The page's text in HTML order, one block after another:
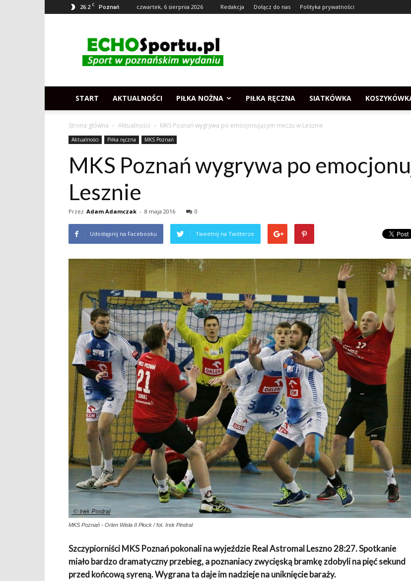
26.2 C Poznań czwartek, 6 sierpnia 2026 Redakcja Dołącz do nas Polityka prywatności
–
Sport
w
START AKTUALNOŚCI PIŁKA NOŻNA PIŁKA RĘCZNA SIATKÓWKA
Strona główna Aktualności MKS Poznań wygrywa po emocjonującym meczu w Lesznie
Aktualności Piłka ręczna MKS Poznań
MKS Poznań wygrywa po
Lesznie
Przez Adam Adamczak - 8 maja 2016 0
Udostępnij na Facebooku Tweetnij na Twitterze
MKS Poznań - Orlen Wisła II Płock / fot. Irek Pindral
Szczypiorniści MKS Poznań pokonali na wyjeździe Real Astromal Leszno 28:27. Spotkanie
miało bardzo dramatyczny przebieg, a poznaniacy zwycięską bramkę zdobyli na pięć sekund
przed końcową syreną. Wygrana ta daje im nadzieje na uniknięcie baraży.